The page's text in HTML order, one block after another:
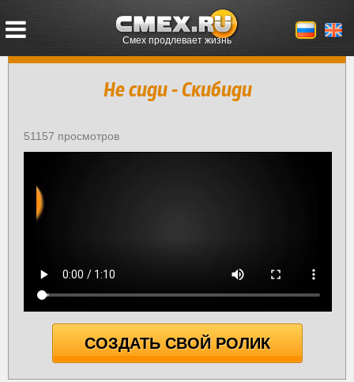
Смех продлевает жизнь
Не сиди - Скибиди
51157 просмотров
СОЗДАТЬ СВОЙ РОЛИК